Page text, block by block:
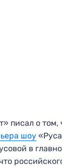
писал о том,
шоу
в